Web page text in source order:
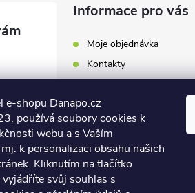
e-shopu Danapo.cz
používá soubory cookies k
webu a s Vaším
k personalizaci obsahu našich
Kliknutím na tlačítko
vyjádříte svůj souhlas s
446
446
Informace pro vás
Moje objednávka
Kontakty
Hodnocení obchodu
Obchodní podmínky
Reklamace a výměna zboží
Podmínky ochrany
údajů